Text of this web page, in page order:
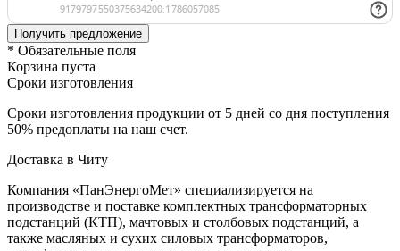
* Обязательные поля
Корзина пуста
Сроки изготовления
Сроки изготовления продукции от 5 дней со дня поступления
50% предоплаты на наш счет.
Доставка в Читу
Компания «ПанЭнергоМет» специализируется на
производстве и поставке комплектных трансформаторных
подстанций (КТП), мачтовых и столбовых подстанций, а
также масляных и сухих силовых трансформаторов,